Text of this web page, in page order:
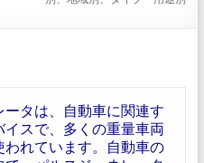
タは、自動車に関連す
スで、多くの重量車両
れています。自動車の